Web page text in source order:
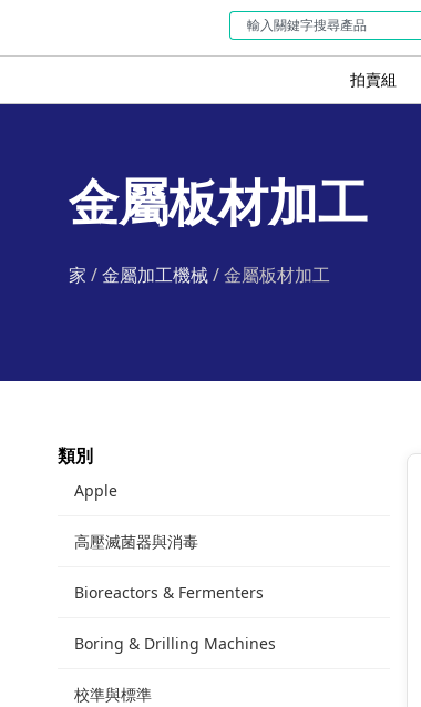
拍賣組
金屬板材加工
家 /金屬加工機械/ 金屬板材加工
類別
Apple
高壓滅菌器與消毒
Bioreactors & Fermenters
Boring & Drilling Machines
校準與標準